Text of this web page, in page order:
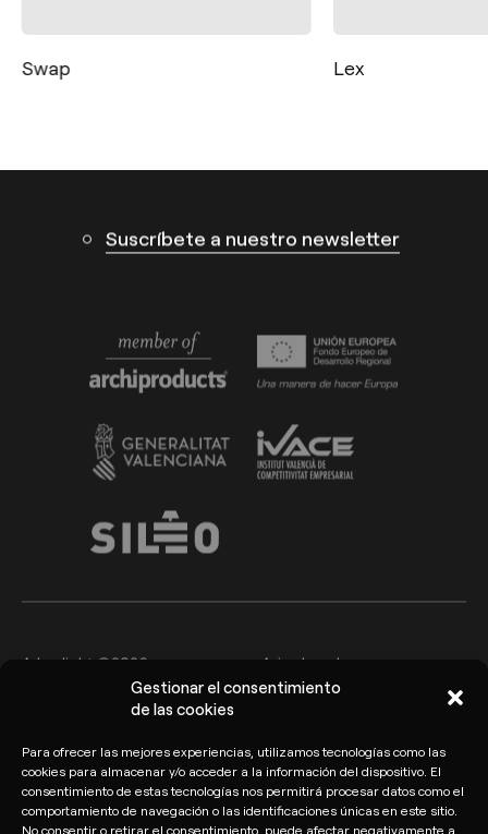
Gestionar el consentimiento
de las cookies
Para ofrecer las mejores experiencias, utilizamos tecnologías como las
cookies para almacenar y/o acceder a la información del dispositivo. El
consentimiento de estas tecnologías nos permitirá procesar datos como el
comportamiento de navegación o las identificaciones únicas en este sitio.
No consentir o retirar el consentimiento, puede afectar negativamente a
Swap Lex
Suscríbete a nuestro newsletter
Arkoslight ©2026 Aviso Legal
Política de privacidad y
Canal del Informante